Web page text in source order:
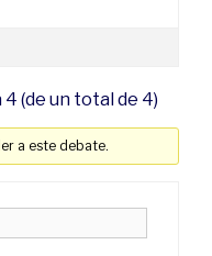
4 (de un total de 4)
a este debate.